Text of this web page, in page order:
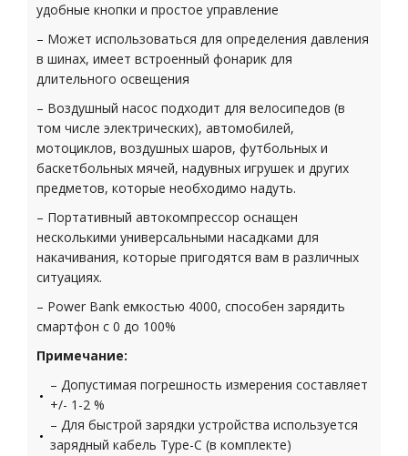
удобные кнопки и простое управление
– Может использоваться для определения давления
в шинах, имеет встроенный фонарик для
длительного освещения
– Воздушный насос подходит для велосипедов (в
том числе электрических), автомобилей,
мотоциклов, воздушных шаров, футбольных и
баскетбольных мячей, надувных игрушек и других
предметов, которые необходимо надуть.
– Портативный автокомпрессор оснащен
несколькими универсальными насадками для
накачивания, которые пригодятся вам в различных
ситуациях.
– Power Bank емкостью 4000, способен зарядить
смартфон с 0 до 100%
Примечание:
– Допустимая погрешность измерения составляет
+/- 1-2 %
– Для быстрой зарядки устройства используется
зарядный кабель Type-C (в комплекте)